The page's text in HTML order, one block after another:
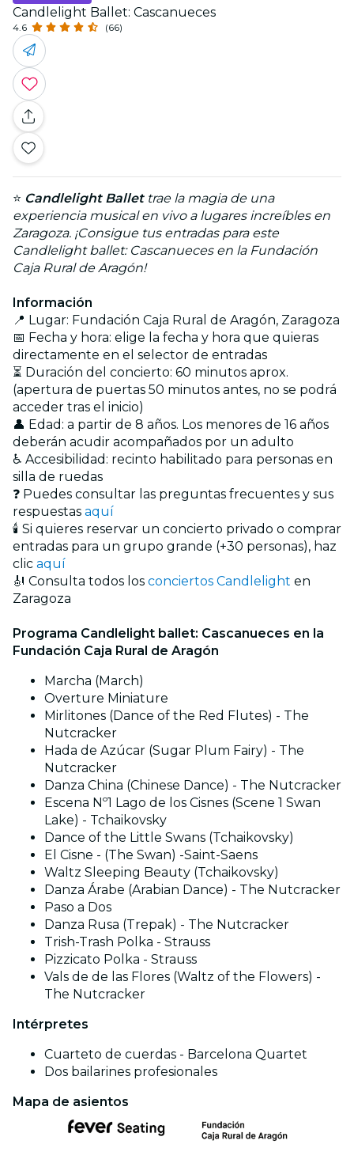
Candlelight Ballet: Cascanueces
4.6 (66)
⭐️ Candlelight Ballettrae la magia de una
experiencia musical en vivo a lugares increíbles en
Zaragoza. ¡Consigue tus entradas para este
Candlelight ballet: Cascanueces en la Fundación
Caja Rural de Aragón!
Información
📍 Lugar: Fundación Caja Rural de Aragón, Zaragoza
📅 Fecha y hora: elige la fecha y hora que quieras
directamente en el selector de entradas
⏳ Duración del concierto: 60 minutos aprox.
(apertura de puertas 50 minutos antes, no se podrá
acceder tras el inicio)
👤 Edad: a partir de 8 años. Los menores de 16 años
deberán acudir acompañados por un adulto
♿ Accesibilidad: recinto habilitado para personas en
silla de ruedas
❓ Puedes consultar las preguntas frecuentes y sus
respuestas aquí
🕯️ Si quieres reservar un concierto privado o comprar
entradas para un grupo grande (+30 personas), haz
clic aquí
🎻 Consulta todos los conciertos Candlelight en
Zaragoza
Programa Candlelight ballet: Cascanueces en la
Fundación Caja Rural de Aragón
Marcha (March)
Overture Miniature
Mirlitones (Dance of the Red Flutes) - The
Nutcracker
Hada de Azúcar (Sugar Plum Fairy) - The
Nutcracker
Danza China (Chinese Dance) - The Nutcracker
Escena Nº1 Lago de los Cisnes (Scene 1 Swan
Lake) - Tchaikovsky
Dance of the Little Swans (Tchaikovsky)
El Cisne - (The Swan) -Saint-Saens
Waltz Sleeping Beauty (Tchaikovsky)
Danza Árabe (Arabian Dance) - The Nutcracker
Paso a Dos
Danza Rusa (Trepak) - The Nutcracker
Trish-Trash Polka - Strauss
Pizzicato Polka - Strauss
Vals de de las Flores (Waltz of the Flowers) -
The Nutcracker
Intérpretes
Cuarteto de cuerdas - Barcelona Quartet
Dos bailarines profesionales
Mapa de asientos